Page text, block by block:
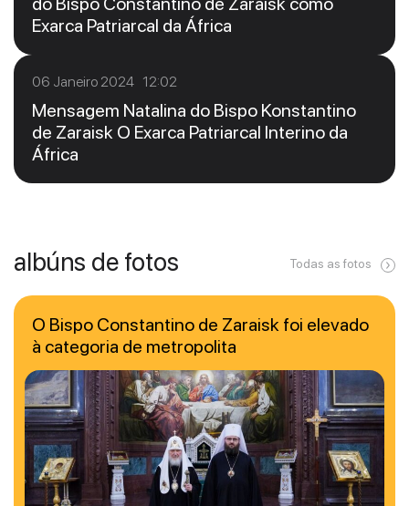
Exarca Patriarcal da África
06 Janeiro 2024 12:02
Mensagem Natalina do Bispo Konstantino
de Zaraisk O Exarca Patriarcal Interino da
África
albúns de fotos Todas as fotos
O Bispo Constantino de Zaraisk foi elevado
à categoria de metropolita